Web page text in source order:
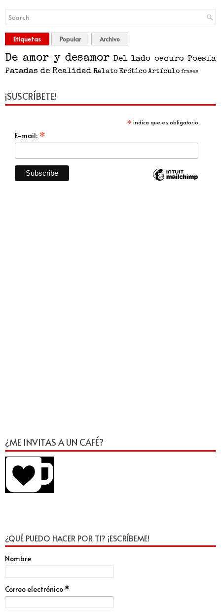
Etiquetas Popular Archivo
De amor y desamor Del lado oscuro Poesía
Patadas de Realidad Relato Erótico Artículo frases
¡SUSCRÍBETE!
* indica que es obligatorio
E-mail: *
¿ME INVITAS A UN CAFÉ?
¿QUÉ PUEDO HACER POR TI? ¡ESCRÍBEME!
Nombre
Correo electrónico *